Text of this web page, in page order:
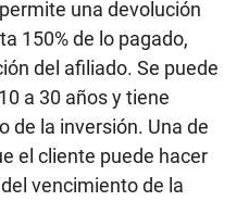
permite una devolución
150% de lo pagado,
del afiliado. Se puede
a 30 años y tiene
de la inversión. Una de
el cliente puede hacer
vencimiento de la